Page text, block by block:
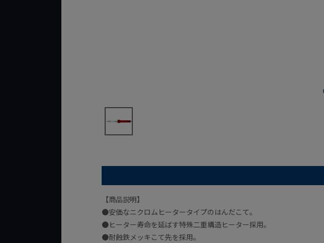
【商品説明】
●安価なニクロムヒータータイプのはんだこて。
●ヒーター寿命を延ばす特殊二重構造ヒーター採用。
●耐蝕鉄メッキこて先を採用。